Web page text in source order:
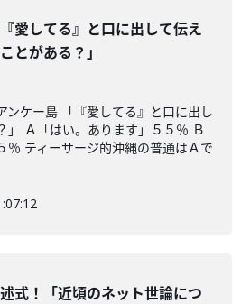
『愛してる』と口に出して伝え
とがある？」
ンケー島 「『愛してる』と口に出し
」 Ａ「はい。あります」５５％ Ｂ
％ ティーサージ的沖縄の普通はＡで
式！「近頃のネット世論につ